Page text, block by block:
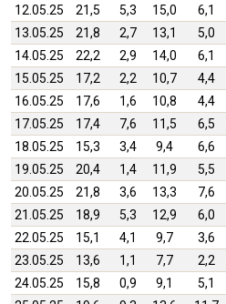
12.05.25
21,5 5,3 15,0 6,1
13.05.25
21,8 2,7 13,1 5,0
14.05.25
22,2 2,9 14,0 6,1
15.05.25
17,2 2,2 10,7 4,4
16.05.25
17,6 1,6 10,8 4,4
17.05.25
17,4 7,6 11,5 6,5
18.05.25
15,3 3,4 9,4 6,6
19.05.25
20,4 1,4 11,9 5,5
20.05.25
21,8 3,6 13,3 7,6
21.05.25
18,9 5,3 12,9 6,0
22.05.25
15,1 4,1 9,7 3,6
23.05.25
13,6 1,1 7,7 2,2
24.05.25
15,8 0,9 9,1 5,1